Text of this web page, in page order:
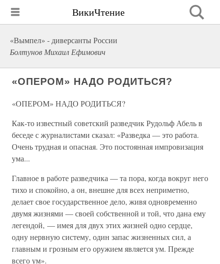
ВикиЧтение
«Вымпел» - диверсанты России
Болтунов Михаил Ефимович
«ОПЕРОМ» НАДО РОДИТЬСЯ?
«ОПЕРОМ» НАДО РОДИТЬСЯ?
Как-то известный советский разведчик Рудольф Абель в
беседе с журналистами сказал: «Разведка — это работа.
Очень трудная и опасная. Это постоянная импровизация
ума...
Главное в работе разведчика — та пора, когда вокруг него
тихо и спокойно, а он, внешне для всех неприметно,
делает свое государственное дело, живя одновременно
двумя жизнями — своей собственной и той, что дана ему
легендой, — имея для двух этих жизней одно сердце,
одну нервную систему, один запас жизненных сил, а
главным и грозным его оружием является ум. Прежде
всего ум».